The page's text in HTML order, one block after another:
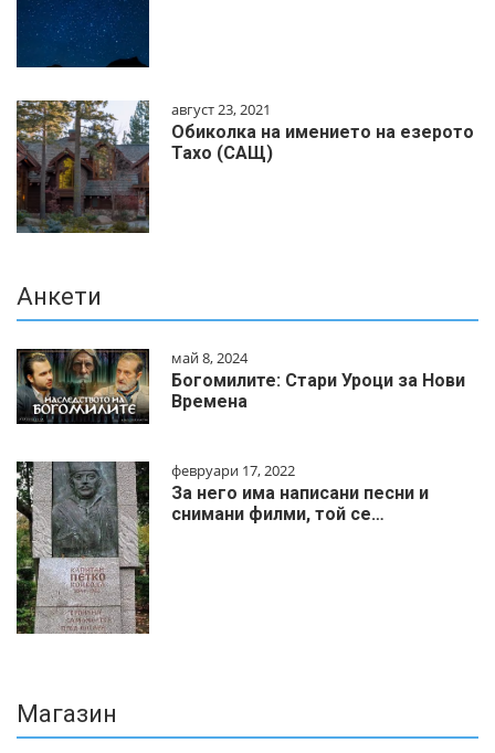
август 23, 2021
Обиколка на имението на езерото
Тахо (САЩ)
Анкети
май 8, 2024
Богомилите: Стари Уроци за Нови
Времена
февруари 17, 2022
За него има написани песни и
снимани филми, той се…
Магазин